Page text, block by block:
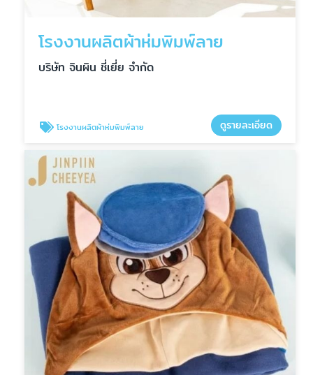
โรงงานผลิตผ้าห่มพิมพ์ลาย
บริษัท จินผิน ชี่เยี่ย จำกัด
โรงงานผลิตผ้าห่มพิมพ์ลาย ดูรายละเอียด